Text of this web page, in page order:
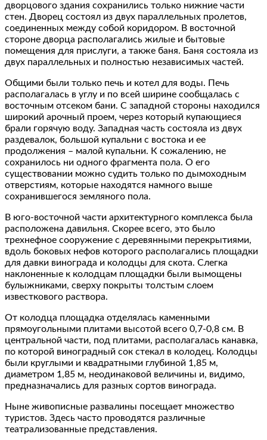
дворцового здания сохранились только нижние части
стен. Дворец состоял из двух параллельных пролетов,
соединенных между собой коридором. В восточной
стороне дворца располагались жилые и бытовые
помещения для прислуги, а также баня. Баня состояла из
двух параллельных и полностью независимых частей.
Общими были только печь и котел для воды. Печь
располагалась в углу и по всей ширине сообщалась с
восточным отсеком бани. С западной стороны находился
широкий арочный проем, через который купающиеся
брали горячую воду. Западная часть состояла из двух
раздевалок, большой купальни с востока и ее
продолжения – малой купальни. К сожалению, не
сохранилось ни одного фрагмента пола. О его
существовании можно судить только по дымоходным
отверстиям, которые находятся намного выше
сохранившегося земляного пола.
В юго-восточной части архитектурного комплекса была
расположена давильня. Скорее всего, это было
трехнефное сооружение с деревянными перекрытиями,
вдоль боковых нефов которого располагались площадки
для давки винограда и колодцы для скота. Слегка
наклоненные к колодцам площадки были вымощены
булыжниками, сверху покрыты толстым слоем
известкового раствора.
От колодца площадка отделялась каменными
прямоугольными плитами высотой всего 0,7-0,8 см. В
центральной части, под плитами, располагалась канавка,
по которой виноградный сок стекал в колодец. Колодцы
были круглыми и квадратными глубиной 1,85 м,
диаметром 1,85 м, неодинаковой величины и, видимо,
предназначались для разных сортов винограда.
Ныне живописные развалины посещает множество
туристов. Здесь часто проводятся различные
театрализованные представления.